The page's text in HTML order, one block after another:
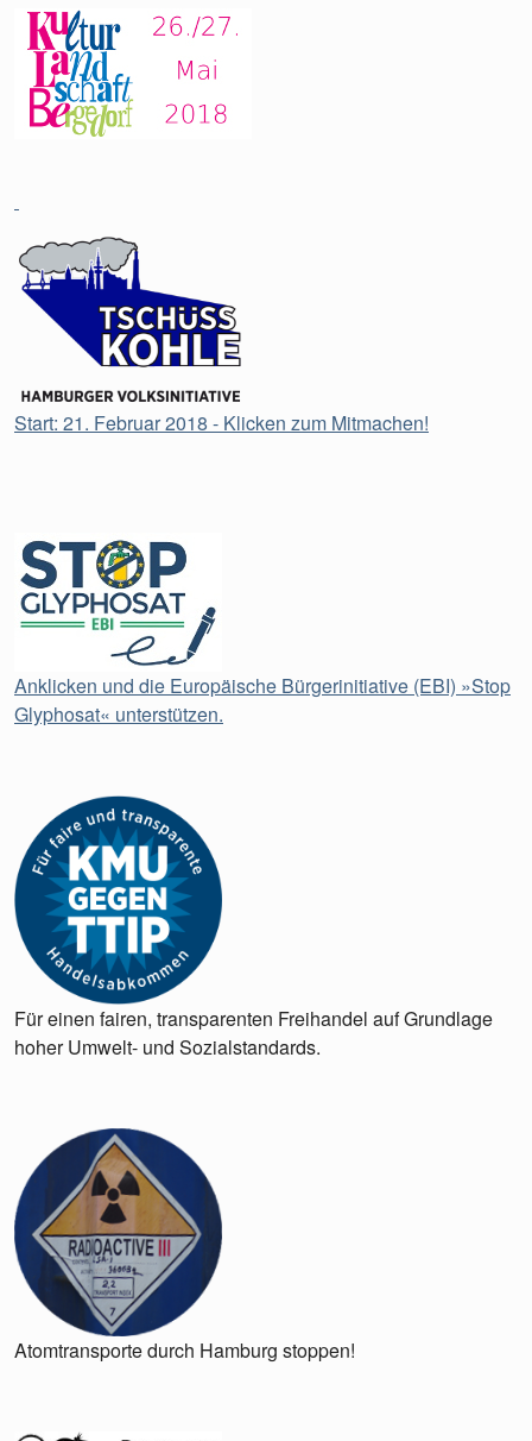
Start: 21. Februar 2018 - Klicken zum Mitmachen!
Anklicken und die Europäische Bürgerinitiative (EBI) »Stop
Glyphosat« unterstützen.
Für einen fairen, transparenten Freihandel auf Grundlage
hoher Umwelt- und Sozialstandards.
Atomtransporte durch Hamburg stoppen!